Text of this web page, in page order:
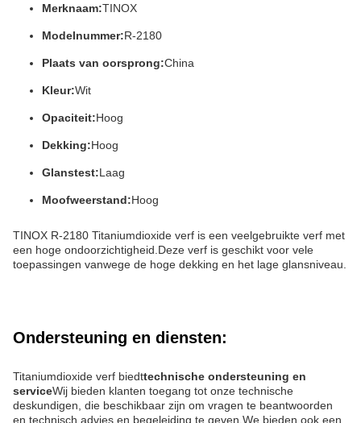
Merknaam:TINOX
Modelnummer:R-2180
Plaats van oorsprong:China
Kleur:Wit
Opaciteit:Hoog
Dekking:Hoog
Glanstest:Laag
Moofweerstand:Hoog
TINOX R-2180 Titaniumdioxide verf is een veelgebruikte verf met
een hoge ondoorzichtigheid.Deze verf is geschikt voor vele
toepassingen vanwege de hoge dekking en het lage glansniveau.
Ondersteuning en diensten:
Titaniumdioxide verf biedttechnische ondersteuning en
serviceWij bieden klanten toegang tot onze technische
deskundigen, die beschikbaar zijn om vragen te beantwoorden
en technisch advies en begeleiding te geven.We bieden ook een